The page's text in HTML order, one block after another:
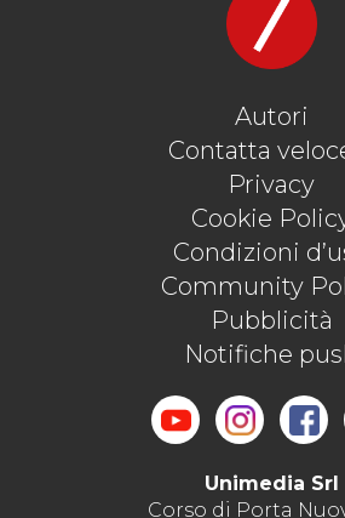
Autori
Contatta
Privacy
Cookie
Condizioni
Community
Pubblicità
Notifiche
Unimedia Srl
Corso di Porta